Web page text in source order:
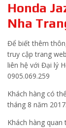
Honda
Nha
Để biết thêm
truy cập trang
liên hệ với Đại lý
0905.069.259
Khách hàng có
tháng 8 năm 2017.
Khách hàng